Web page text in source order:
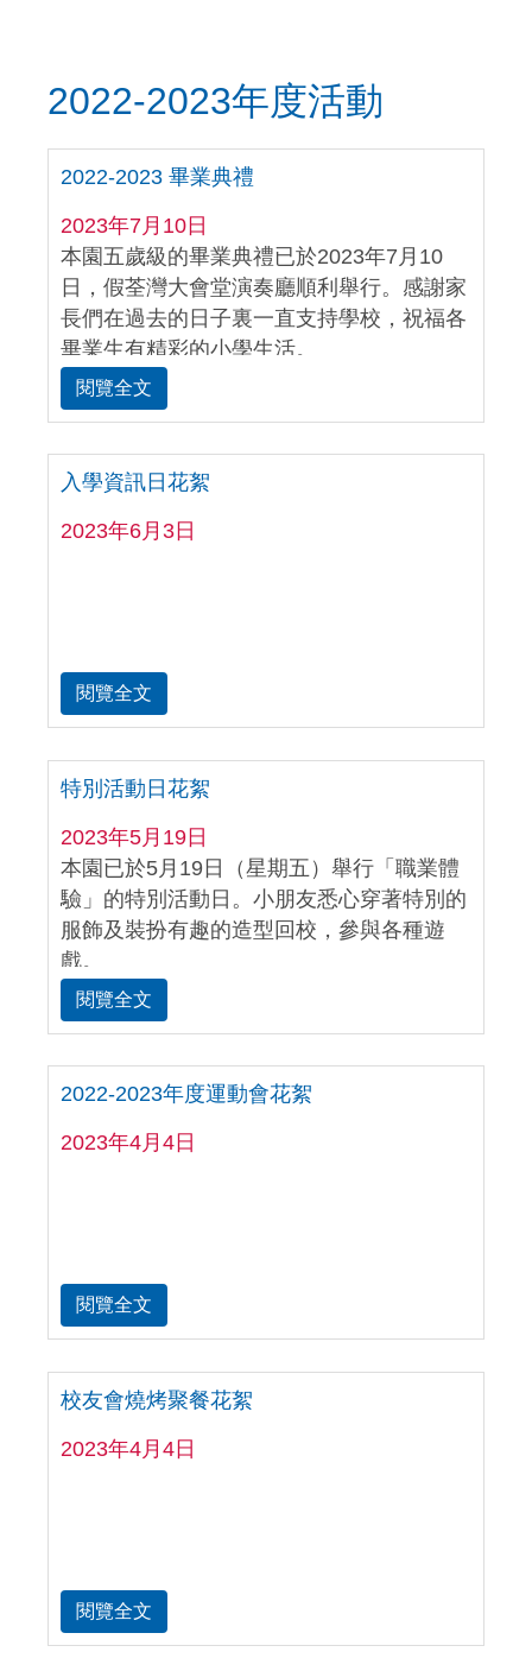
2022-2023年度活動
2022-2023 畢業典禮
2023年7月10日
本園五歲級的畢業典禮已於2023年7月10
日，假荃灣大會堂演奏廳順利舉行。感謝家
長們在過去的日子裏一直支持學校，祝福各
畢業生有精彩的小學生活。
閱覽全文
入學資訊日花絮
2023年6月3日
閱覽全文
特別活動日花絮
2023年5月19日
本園已於5月19日（星期五）舉行「職業體
驗」的特別活動日。小朋友悉心穿著特別的
服飾及裝扮有趣的造型回校，參與各種遊
戲。
閱覽全文
2022-2023年度運動會花絮
2023年4月4日
閱覽全文
校友會燒烤聚餐花絮
2023年4月4日
閱覽全文